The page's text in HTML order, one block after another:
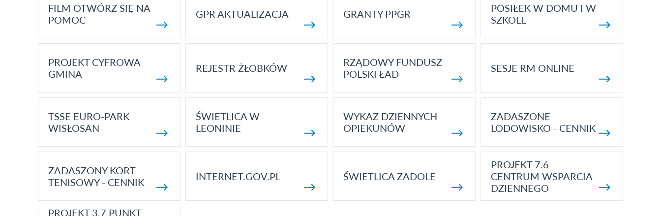
FILM OTWÓRZ SIĘ NA
POMOC
GPR AKTUALIZACJA GRANTY PPGR
POSIŁEK W DOMU I W
SZKOLE
PROJEKT CYFROWA
GMINA
REJESTR ŻŁOBKÓW
RZĄDOWY FUNDUSZ
POLSKI ŁAD
SESJE RM ONLINE
TSSE EURO-PARK
WISŁOSAN
ŚWIETLICA W
LEONINIE
WYKAZ DZIENNYCH
OPIEKUNÓW
ZADASZONE
LODOWISKO - CENNIK
ZADASZONY KORT
TENISOWY - CENNIK
INTERNET.GOV.PL ŚWIETLICA ZADOLE
PROJEKT 7.6
CENTRUM WSPARCIA
DZIENNEGO
PROJEKT 3.7 PUNKT